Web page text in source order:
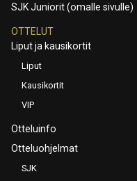
SJK Juniorit (omalle sivulle)
OTTELUT
Liput ja kausikortit
Liput
Kausikortit
VIP
Otteluinfo
Otteluohjelmat
SJK